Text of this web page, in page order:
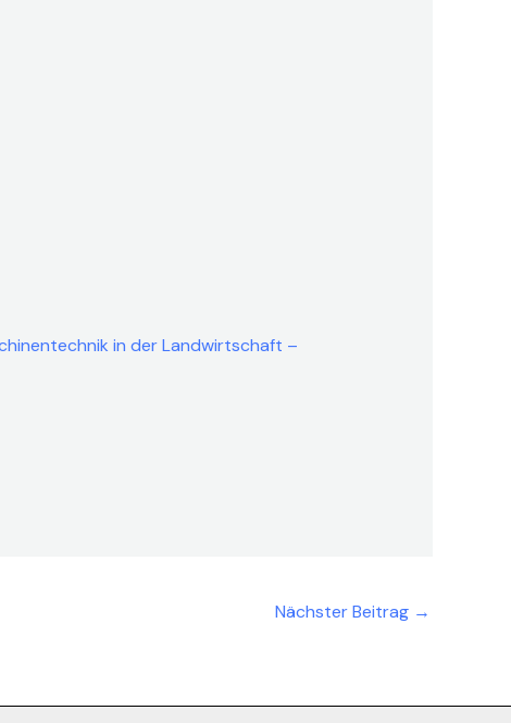
in der Landwirtschaft –
Nächster Beitrag →